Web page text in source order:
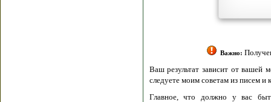
Важно:Получение
Ваш результат зависит от вашей
следуете моим советам из писем и книг.
Главное, что должно у вас быть -